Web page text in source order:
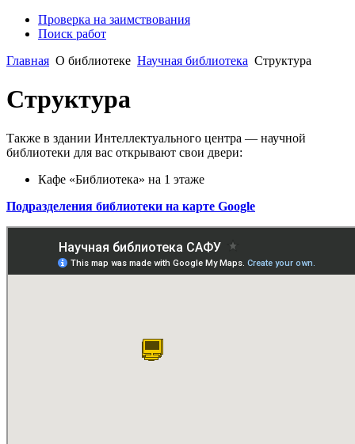
Проверка на заимствования
Поиск работ
Главная О библиотеке Научная библиотека Структура
Структура
Также в здании Интеллектуального центра — научной
библиотеки для вас открывают свои двери:
Кафе «Библиотека» на 1 этаже
Подразделения библиотеки на карте Google​